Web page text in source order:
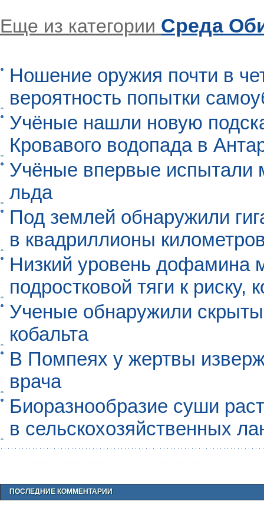
Еще из категории Среда
Ношение оружия почти в
вероятность попытки
Учёные нашли новую
Кровавого водопада в
Учёные впервые испытали
льда
Под землей обнаружили
в квадриллионы
Низкий уровень дофамина
подростковой тяги к риску,
Ученые обнаружили
кобальта
В Помпеях у жертвы
врача
Биоразнообразие суши
в сельскохозяйственных
ПОСЛЕДНИЕ КОММЕНТАРИИ